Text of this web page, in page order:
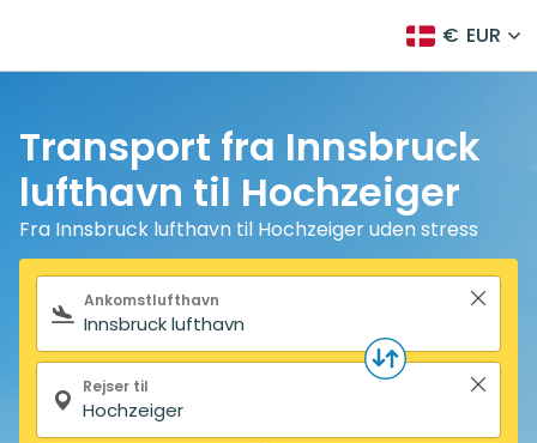
€ EUR
Transport fra Innsbruck
lufthavn til Hochzeiger
Fra Innsbruck lufthavn til Hochzeiger uden stress
Søgeformular
Ankomstlufthavn
Rejser til